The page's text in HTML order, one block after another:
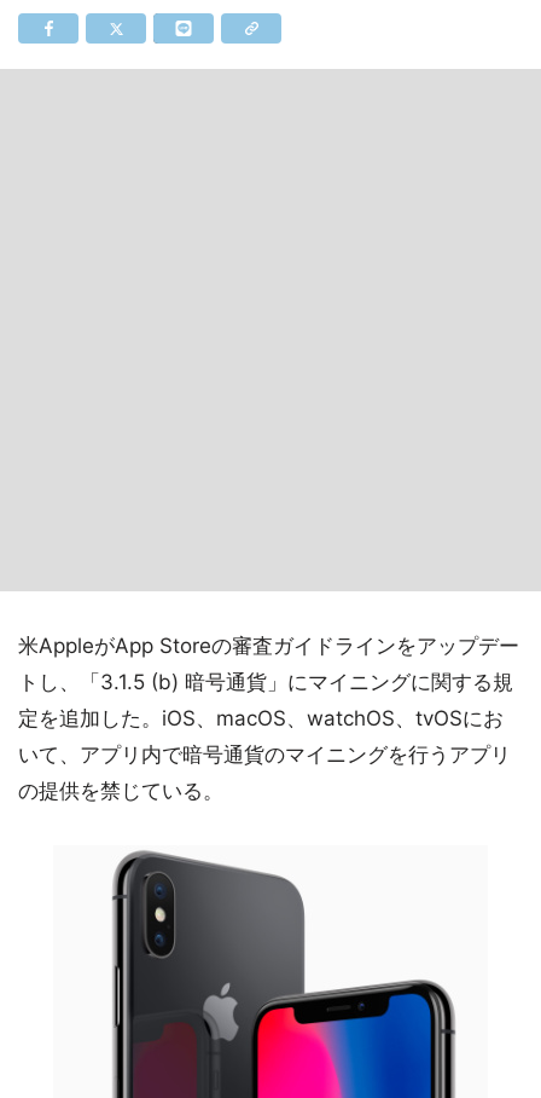
米AppleがApp Storeの審査ガイドラインをアップデー
トし、「3.1.5 (b) 暗号通貨」にマイニングに関する規
定を追加した。iOS、macOS、watchOS、tvOSにお
いて、アプリ内で暗号通貨のマイニングを行うアプリ
の提供を禁じている。